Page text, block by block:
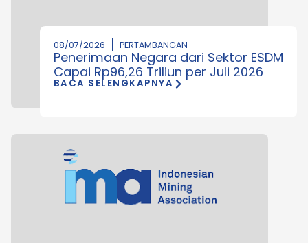
08/07/2026 PERTAMBANGAN
Penerimaan Negara dari Sektor ESDM
Capai Rp96,26 Triliun per Juli 2026
BACA SELENGKAPNYA